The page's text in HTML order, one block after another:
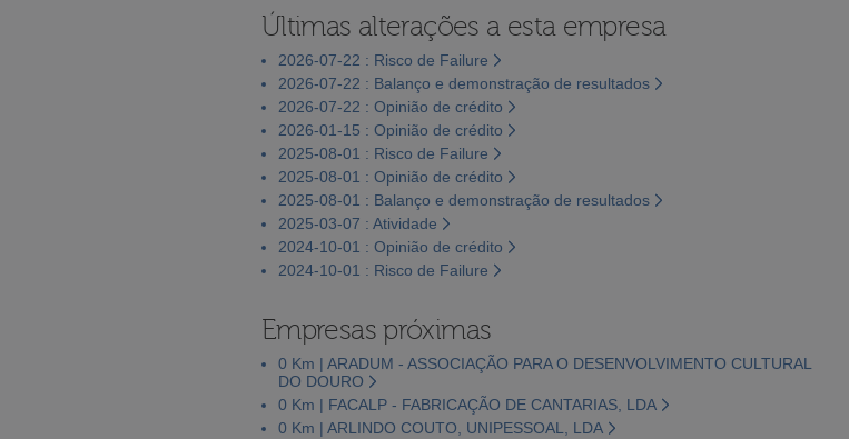
Últimas alterações a esta empresa
2026-07-22 : Risco de Failure
2026-07-22 : Balanço e demonstração de resultados
2026-07-22 : Opinião de crédito
2026-01-15 : Opinião de crédito
2025-08-01 : Risco de Failure
2025-08-01 : Opinião de crédito
2025-08-01 : Balanço e demonstração de resultados
2025-03-07 : Atividade
2024-10-01 : Opinião de crédito
2024-10-01 : Risco de Failure
Empresas próximas
0 Km | ARADUM - ASSOCIAÇÃO PARA O DESENVOLVIMENTO CULTURAL
DO DOURO
0 Km | FACALP - FABRICAÇÃO DE CANTARIAS, LDA
0 Km | ARLINDO COUTO, UNIPESSOAL, LDA